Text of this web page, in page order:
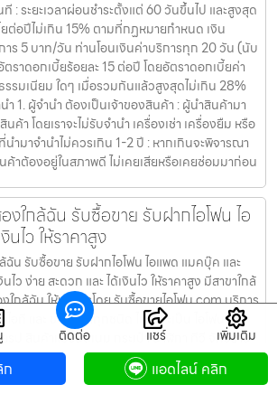
: ระยะเวลาผ่อนชำระตั้งแต่ 60 วันขึ้นไป และสูงสุด
ต่อปีไม่เกิน 15% ตามที่กฏหมายกำหนด เงิน
ร 5 บาท/วัน ท่านโอนเงินค่าบริการทุก 20 วัน (นับ
ราดอกเบี้ยร้อยละ 15 ต่อปี โดยอัตราดอกเบี้ยค่า
รรมเนียม ใดๆ เมื่อรวมกันแล้วสูงสุดไม่เกิน 28%
ำ 1. ผู้จำนำ ต้องเป็นเจ้าของสินค้า : ผู้นำสินค้ามา
ค้า โดยเราจะไม่รับจำนำ เครื่องเช่า เครื่องยืม หรือ
ำมาจำนำไม่ควรเกิน 1-2 ปี : หากเกินจะพิจารณา
ค้าต้องอยู่ในสภาพดี ไม่เคยเสียหรือเคยซ่อมมาก่อน
งใกล้ฉัน รับซื้อขาย รับฝากไอโฟน ไอ
ไว ให้ราคาสูง
ฉัน รับซื้อขาย รับฝากไอโฟน ไอแพด แมคบุ๊ค และ
ว ง่าย สะดวก และ ได้เงินไว ให้ราคาสูง มีสาขาใกล้
กล้ฉัน ให้บริการโดย รับซื้อขายไอโฟน.com บริการ
ไอที และ ของมีค่าทุกชนิด ไม่ว่าจะเป็น ไอโฟน ไอ
ป สินค้าแบรนด์เนม กระเป๋า นาฬิกา ทีวี จักรยาน
ง่าย สะดวก และ ได้เงินไว ให้ราคาสูง มีสาขาใกล้คุณ
แจ้งความประสงค์ของท่าน : ว่าต้องการนำสินค้า
ติดต่อ แชร์ เพิ่มเติม
ก แอดไลน์ คลิก